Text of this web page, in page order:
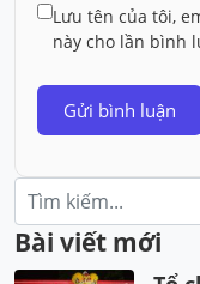
Lưu tên của tôi,
này cho lần bình
Tìm
kiếm:
Bài viết mới